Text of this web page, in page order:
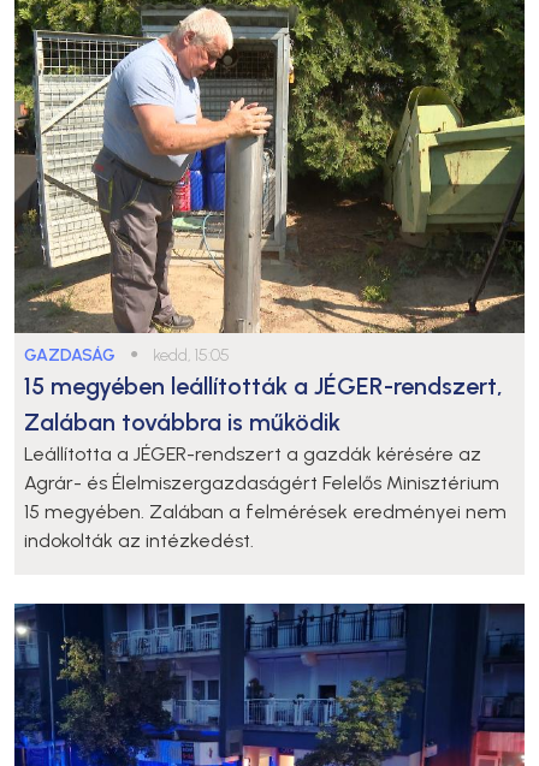
GAZDASÁG ● kedd, 15:05
15 megyében leállították a JÉGER-rendszert,
Zalában továbbra is működik
Leállította a JÉGER-rendszert a gazdák kérésére az
Agrár- és Élelmiszergazdaságért Felelős Minisztérium
15 megyében. Zalában a felmérések eredményei nem
indokolták az intézkedést.